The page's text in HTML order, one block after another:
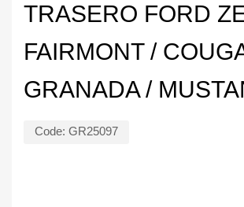
TRASERO FORD
FAIRMONT /
GRANADA /
Code: GR25097